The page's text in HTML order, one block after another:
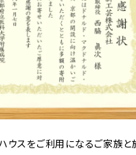
ウスをご利用になるご家族と